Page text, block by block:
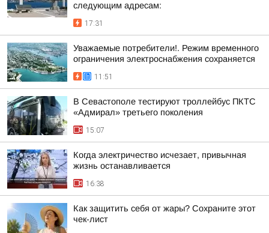
следующим адресам:
17:31
Уважаемые потребители!. Режим временного
ограничения электроснабжения сохраняется
11:51
В Севастополе тестируют троллейбус ПКТС
«Адмирал» третьего поколения
15:07
Когда электричество исчезает, привычная
жизнь останавливается
16:38
Как защитить себя от жары? Сохраните этот
чек-лист